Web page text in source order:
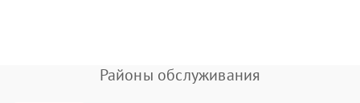
Районы обслуживания